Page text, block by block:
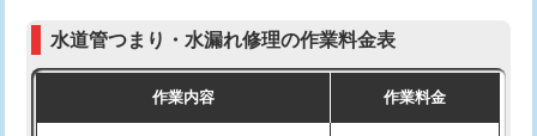
モルタル補修（厚さ10㎝超え） 38,500円
式）)
式・ワンホール）)
水道管つまり・水漏れ修理の作業料金表
作業内容 作業料金